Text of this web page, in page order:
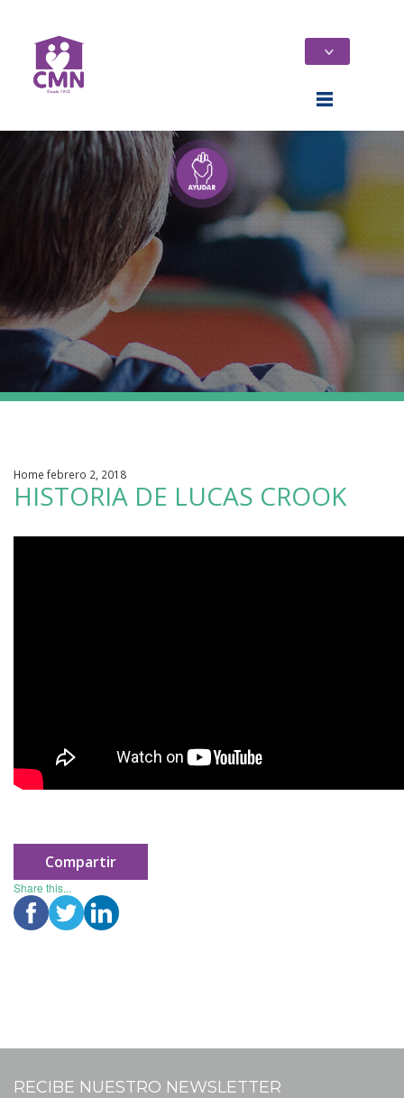
Home
Quiénes Somos
Apoyo en tu Embarazo
Galería de Nuestra Casa
Entérate
Apóyanos
Asociación de Familias y Amigos
Suscríbete
Home febrero 2, 2018
HISTORIA DE LUCAS CROOK
Compartir
Share this...
RECIBE NUESTRO NEWSLETTER